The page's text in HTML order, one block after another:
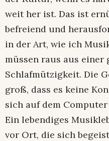
weit her ist. Das ist
befreiend und
in der Art, wie ich
müssen raus aus einer
Schlafmützigkeit. Die
groß, dass es keine
sich auf dem
Ein lebendiges
vor Ort, die sich